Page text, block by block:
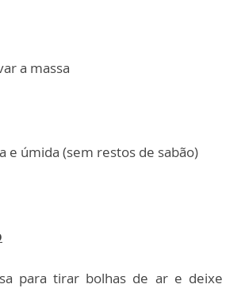
a massa
e úmida (sem restos de sabão)
para tirar bolhas de ar e deixe